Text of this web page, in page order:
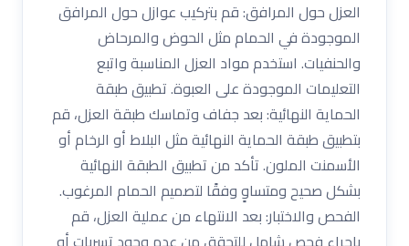
العزل حول المرافق: قم بتركيب عوازل حول المرافق
الموجودة في الحمام مثل الحوض والمرحاض
والحنفيات. استخدم مواد العزل المناسبة واتبع
التعليمات الموجودة على العبوة. تطبيق طبقة
الحماية النهائية: بعد جفاف وتماسك طبقة العزل، قم
بتطبيق طبقة الحماية النهائية مثل البلاط أو الرخام أو
الأسمنت الملون. تأكد من تطبيق الطبقة النهائية
بشكل صحيح ومتساوٍ وفقًا لتصميم الحمام المرغوب.
الفحص والاختبار: بعد الانتهاء من عملية العزل، قم